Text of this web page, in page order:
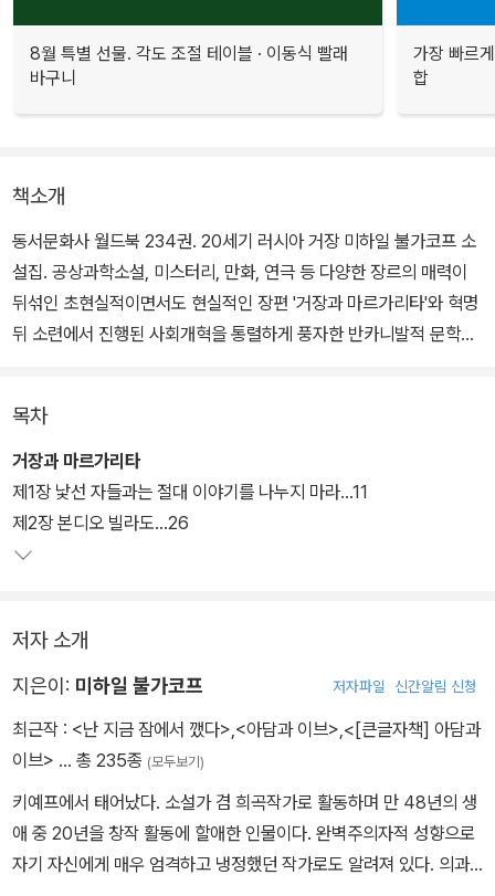
8월 특별 선물. 각도 조절 테이블 · 이동식 빨래
바구니
가장 빠르
합
책소개
동서문화사 월드북 234권. 20세기 러시아 거장 미하일 불가코프 소
설집. 공상과학소설, 미스터리, 만화, 연극 등 다양한 장르의 매력이
뒤섞인 초현실적이면서도 현실적인 장편 '거장과 마르가리타'와 혁명
뒤 소련에서 진행된 사회개혁을 통렬하게 풍자한 반카니발적 문학
목차
거장과 마르가리타
제1장 낯선 자들과는 절대 이야기를 나누지 마라…11
제2장 본디오 빌라도…26
저자 소개
지은이: 미하일 불가코프 저자파일 신간알림 신청
최근작 : <난 지금 잠에서 깼다>,<아담과 이브>,<[큰글자책] 아담과
이브> … 총 235종 (모두보기)
키예프에서 태어났다. 소설가 겸 희곡작가로 활동하며 만 48년의 생
애 중 20년을 창작 활동에 할애한 인물이다. 완벽주의자적 성향으로
자기 자신에게 매우 엄격하고 냉정했던 작가로도 알려져 있다. 의과